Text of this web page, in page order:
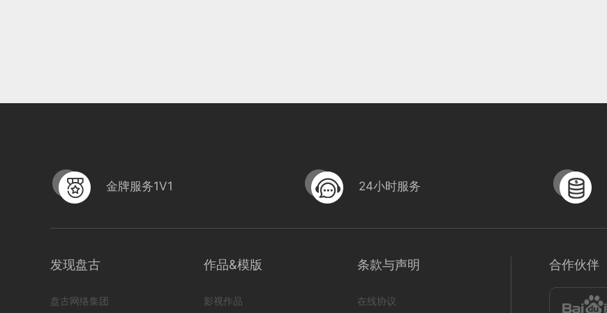
金牌服务1V1 24小时服务
发现盘古
盘古网络集团
作品&模版
影视作品
条款与声明
在线协议
合作伙伴